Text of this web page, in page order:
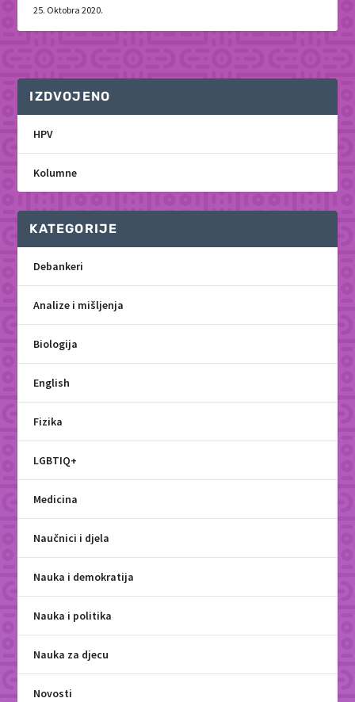
25. Oktobra 2020.
IZDVOJENO
HPV
Kolumne
KATEGORIJE
Debankeri
Analize i mišljenja
Biologija
English
Fizika
LGBTIQ+
Medicina
Naučnici i djela
Nauka i demokratija
Nauka i politika
Nauka za djecu
Novosti